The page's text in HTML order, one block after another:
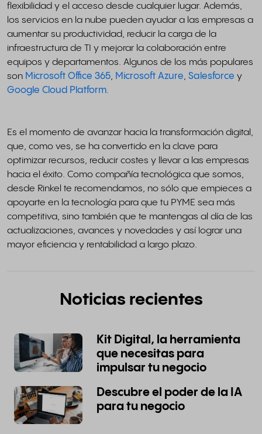
flexibilidad y el acceso desde cualquier lugar. Además,
los servicios en la nube pueden ayudar a las empresas a
aumentar su productividad, reducir la carga de la
infraestructura de TI y mejorar la colaboración entre
equipos y departamentos. Algunos de los más populares
son Microsoft Office 365, Microsoft Azure, Salesforce y
Google Cloud Platform.
Es el momento de avanzar hacia la transformación digital,
que, como ves, se ha convertido en la clave para
optimizar recursos, reducir costes y llevar a las empresas
hacia el éxito. Como compañía tecnológica que somos,
desde Rinkel te recomendamos, no sólo que empieces a
apoyarte en la tecnología para que tu PYME sea más
competitiva, sino también que te mantengas al día de las
actualizaciones, avances y novedades y así lograr una
mayor eficiencia y rentabilidad a largo plazo.
Noticias recientes
Kit Digital, la herramienta
que necesitas para
impulsar tu negocio
Descubre el poder de la IA
para tu negocio